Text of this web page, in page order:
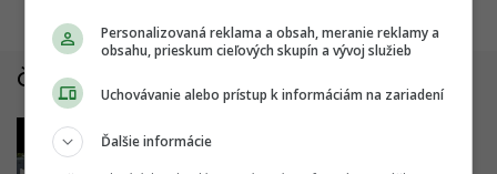
Články zo Slovenska
Personalizovaná reklama a obsah, meranie reklamy a
obsahu, prieskum cieľových skupín a vývoj služieb
Uchovávanie alebo prístup k informáciám na zariadení
Ďalšie informácie